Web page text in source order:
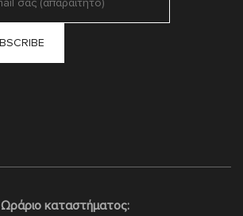
Ωράριο καταστήματος: